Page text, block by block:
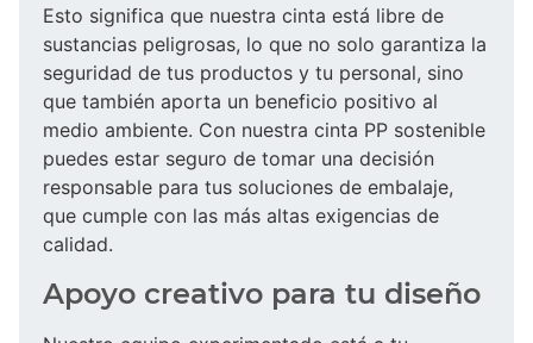
Esto significa que nuestra cinta está libre de
sustancias peligrosas, lo que no solo garantiza la
seguridad de tus productos y tu personal, sino
que también aporta un beneficio positivo al
medio ambiente. Con nuestra cinta PP sostenible
puedes estar seguro de tomar una decisión
responsable para tus soluciones de embalaje,
que cumple con las más altas exigencias de
calidad.
Apoyo creativo para tu diseño